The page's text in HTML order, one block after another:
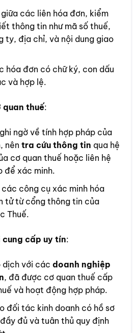
giữa các liên hóa đơn, kiểm
thông tin như mã số thuế,
ty, địa chỉ, và nội dung giao
hóa đơn có chữ ký, con dấu
và hợp lệ.
thuế:
ngờ về tính hợp pháp của
nêntra cứu thông tin qua hệ
cơ quan thuế hoặc liên hệ
để xác minh.
các công cụ xác minh hóa
tử từ cổng thông tin của
Thuế.
cấp uy tín:
dịch với cácdoanh nghiệp
, đã được cơ quan thuế cấp
và hoạt động hợp pháp.
đối tác kinh doanh có hồ sơ
đủ và tuân thủ quy định